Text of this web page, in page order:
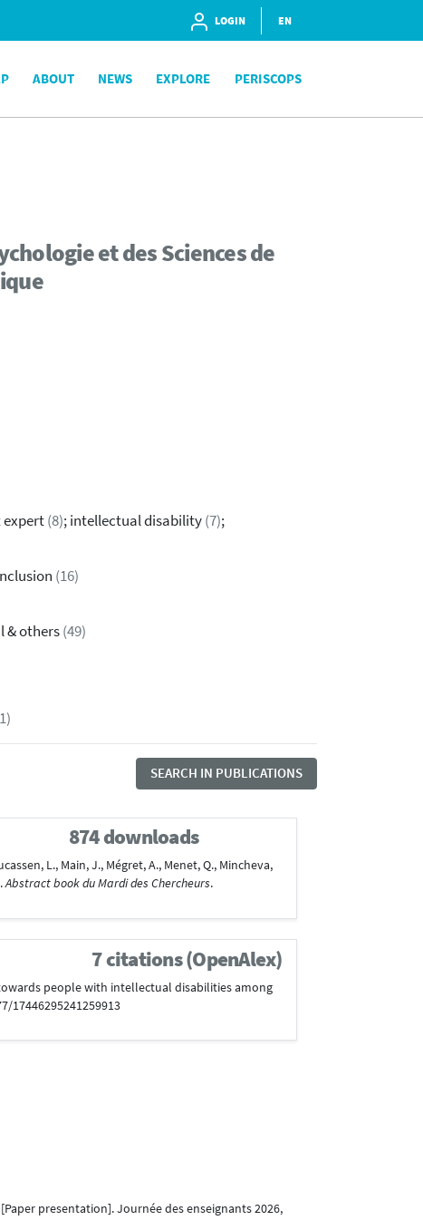
LOGIN EN
ABOUT NEWS EXPLORE PERISCOPS
et des Sciences de
expert(8); intellectual disability(7);
(16)
& others(49)
SEARCH IN PUBLICATIONS
874 downloads
L., Main, J., Mégret, A., Menet, Q., Mincheva,
Abstract book du Mardi des Chercheurs.
7 citations (OpenAlex)
towards people with intellectual disabilities among
17446295241259913
[Paper presentation]. Journée des enseignants 2026,